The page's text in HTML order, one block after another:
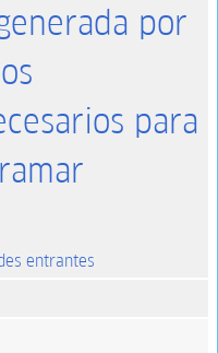
por
para
entrantes